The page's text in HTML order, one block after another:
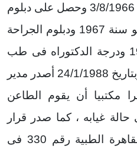
رمد بمستشفى قلاوون فى 3/8/1966 وحصل على دبلوم
طب وجراحة العين دور مايو سنة 1967 ودبلوم الجراحة
العامة دور ابريل سنة 1968 ودرجة الدكتوراه فى طب
وجراحة العين سنة 1980 وبتاريخ 24/1/1988 أصدر مدير
مكتبيا أن يقوم الطاعن
غيابه ، كما صدر قرار
مدير عام منطقة وسط القاهرة الطبية رقم 330 فى